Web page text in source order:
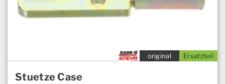
Ersatzteil
original
Stuetze Case